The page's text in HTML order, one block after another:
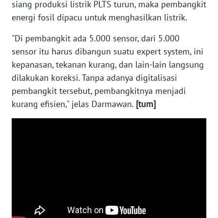
siang produksi listrik PLTS turun, maka pembangkit
energi fosil dipacu untuk menghasilkan listrik.
"Di pembangkit ada 5.000 sensor, dari 5.000
sensor itu harus dibangun suatu expert system, ini
kepanasan, tekanan kurang, dan lain-lain langsung
dilakukan koreksi. Tanpa adanya digitalisasi
pembangkit tersebut, pembangkitnya menjadi
kurang efisien," jelas Darmawan. [tum]
WN
KALTARA
WN
KALSEL
WN
KALTIM